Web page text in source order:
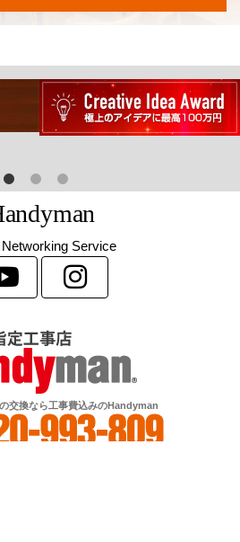
andyman
Service
交換なら工事費込みのHandyman